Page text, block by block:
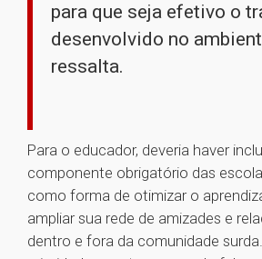
para que seja efetivo o
desenvolvido no
ressalta.
Para o educador, deveria haver
componente obrigatório das
como forma de otimizar o
ampliar sua rede de amizades e
dentro e fora da comunidade